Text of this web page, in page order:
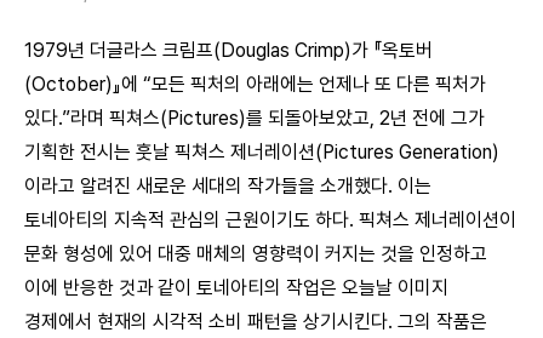
1979년 더글라스 크림프(Douglas Crimp)가 『옥토버
(October)』에 “모든 픽처의 아래에는 언제나 또 다른 픽처가
있다.”라며 픽쳐스(Pictures)를 되돌아보았고, 2년 전에 그가
기획한 전시는 훗날 픽쳐스 제너레이션(Pictures Generation)
이라고 알려진 새로운 세대의 작가들을 소개했다. 이는
토네아티의 지속적 관심의 근원이기도 하다. 픽쳐스 제너레이션이
문화 형성에 있어 대중 매체의 영향력이 커지는 것을 인정하고
이에 반응한 것과 같이 토네아티의 작업은 오늘날 이미지
경제에서 현재의 시각적 소비 패턴을 상기시킨다. 그의 작품은